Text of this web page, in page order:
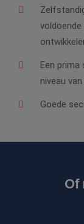
Een
niveau
Goede
Of